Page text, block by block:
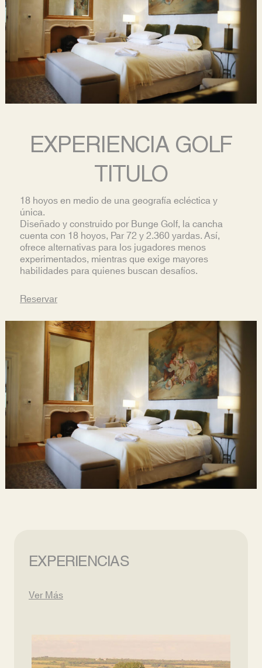
EXPERIENCIA GOLF
TITULO
18 hoyos en medio de una geografía ecléctica y
única.
Diseñado y construido por Bunge Golf, la cancha
cuenta con 18 hoyos, Par 72 y 2.360 yardas. Así,
ofrece alternativas para los jugadores menos
experimentados, mientras que exige mayores
habilidades para quienes buscan desafíos.
Reservar
EXPERIENCIAS
Ver Más